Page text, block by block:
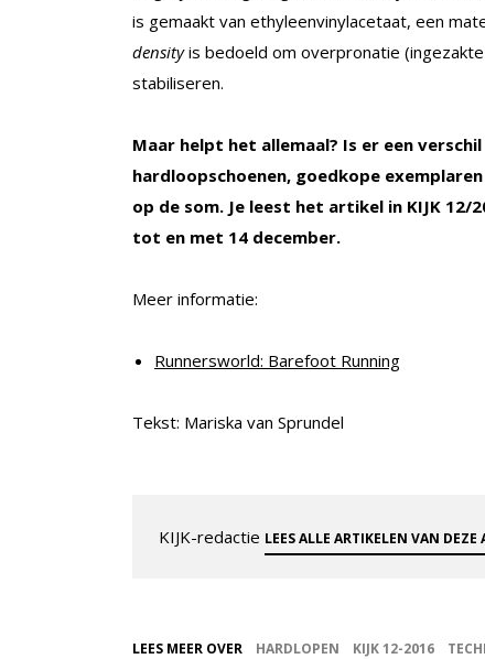
is gemaakt van ethyleenvinylacetaat, een
densityis bedoeld om overpronatie
stabiliseren.
Maar helpt het allemaal? Is er een
hardloopschoenen, goedkope
op de som. Je leest het artikel in KIJK
tot en met 14 december.
Meer informatie:
Runnersworld: Barefoot Running
Tekst: Mariska van Sprundel
KIJK-redactie LEES ALLE ARTIKELEN VAN DEZE
LEES MEER OVER HARDLOPEN KIJK 12-2016